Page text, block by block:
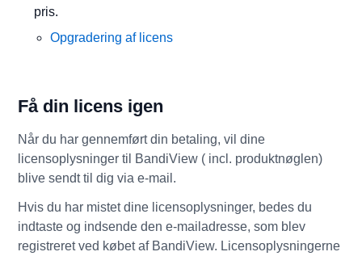
pris.
Opgradering af licens
Få din licens igen
Når du har gennemført din betaling, vil dine
licensoplysninger til BandiView ( incl. produktnøglen)
blive sendt til dig via e-mail.
Hvis du har mistet dine licensoplysninger, bedes du
indtaste og indsende den e-mailadresse, som blev
registreret ved købet af BandiView. Licensoplysningerne